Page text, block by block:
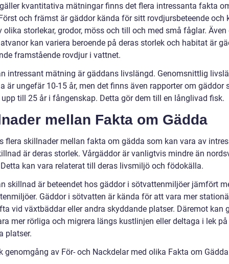
kvantitativa mätningar finns det flera intressanta fakta
och främst är gäddor kända för sitt rovdjursbeteende och
olika storlekar, grodor, möss och till och med små fåglar. Även
kan variera beroende på deras storlek och habitat är
framstående rovdjur i vattnet.
intressant mätning är gäddans livslängd. Genomsnittlig
är ungefär 10-15 år, men det finns även rapporter om gäddor
till 25 år i fångenskap. Detta gör dem till en långlivad fisk.
mellan Fakta om Gädda
flera skillnader mellan fakta om gädda som kan vara av
är deras storlek. Vårgäddor är vanligtvis mindre än
kan vara relaterat till deras livsmiljö och födokälla.
skillnad är beteendet hos gäddor i sötvattenmiljöer jämfört
Gäddor i sötvatten är kända för att vara mer
vid växtbäddar eller andra skyddande platser. Däremot kan
mer rörliga och migrera längs kustlinjen eller deltaga i lek på
platser.
genomgång av För- och Nackdelar med olika Fakta om Gädda